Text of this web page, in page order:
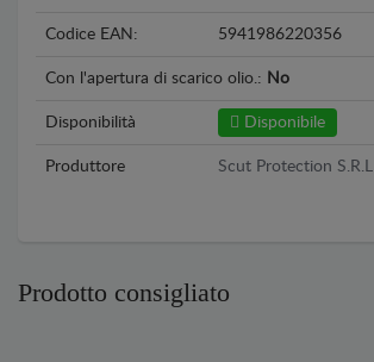
Codice EAN: 5941986220356
Con l'apertura di scarico olio.: No
Disponibilità Disponibile
Produttore Scut Protection S.R.L
Prodotto consigliato